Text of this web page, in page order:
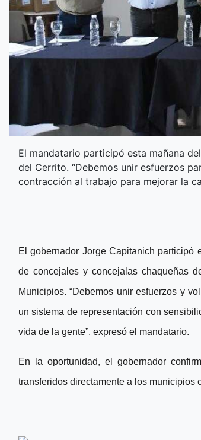
El mandatario participó esta mañana
del Cerrito. “Debemos unir esfuerzos
contracción al trabajo para mejorar la
El gobernador Jorge Capitanich
de concejales y concejalas chaqueñas
Municipios. “Debemos unir esfuerzos y
un sistema de representación con
vida de la gente”, expresó el mandatario.
En la oportunidad, el gobernador
transferidos directamente a los municipios